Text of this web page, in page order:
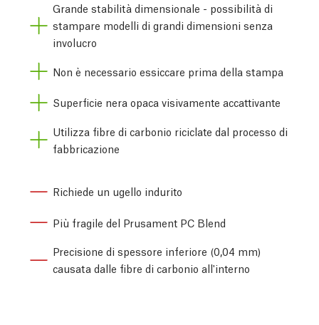
Grande stabilità dimensionale - possibilità di
stampare modelli di grandi dimensioni senza
involucro
Non è necessario essiccare prima della stampa
Superficie nera opaca visivamente accattivante
Utilizza fibre di carbonio riciclate dal processo di
fabbricazione
Richiede un ugello indurito
Più fragile del Prusament PC Blend
Precisione di spessore inferiore (0,04 mm)
causata dalle fibre di carbonio all'interno